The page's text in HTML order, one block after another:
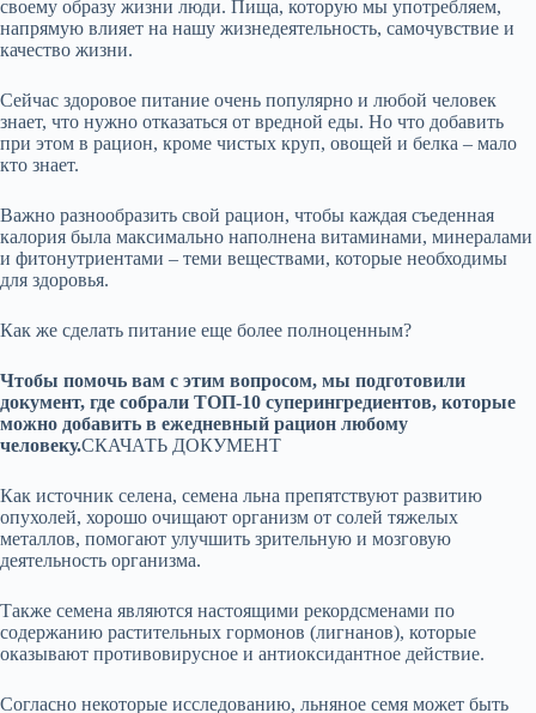
своему образу жизни люди. Пища, которую мы употребляем,
напрямую влияет на нашу жизнедеятельность, самочувствие и
качество жизни.
Сейчас здоровое питание очень популярно и любой человек
знает, что нужно отказаться от вредной еды. Но что добавить
при этом в рацион, кроме чистых круп, овощей и белка – мало
кто знает.
Важно разнообразить свой рацион, чтобы каждая съеденная
калория была максимально наполнена витаминами, минералами
и фитонутриентами – теми веществами, которые необходимы
для здоровья.
Как же сделать питание еще более полноценным?
Чтобы помочь вам с этим вопросом, мы подготовили
документ, где собрали ТОП-10 суперингредиентов, которые
можно добавить в ежедневный рацион любому
человеку.СКАЧАТЬ ДОКУМЕНТ
Как источник селена, семена льна препятствуют развитию
опухолей, хорошо очищают организм от солей тяжелых
металлов, помогают улучшить зрительную и мозговую
деятельность организма.
Также семена являются настоящими рекордсменами по
содержанию растительных гормонов (лигнанов), которые
оказывают противовирусное и антиоксидантное действие.
Согласно некоторые исследованию, льняное семя может быть